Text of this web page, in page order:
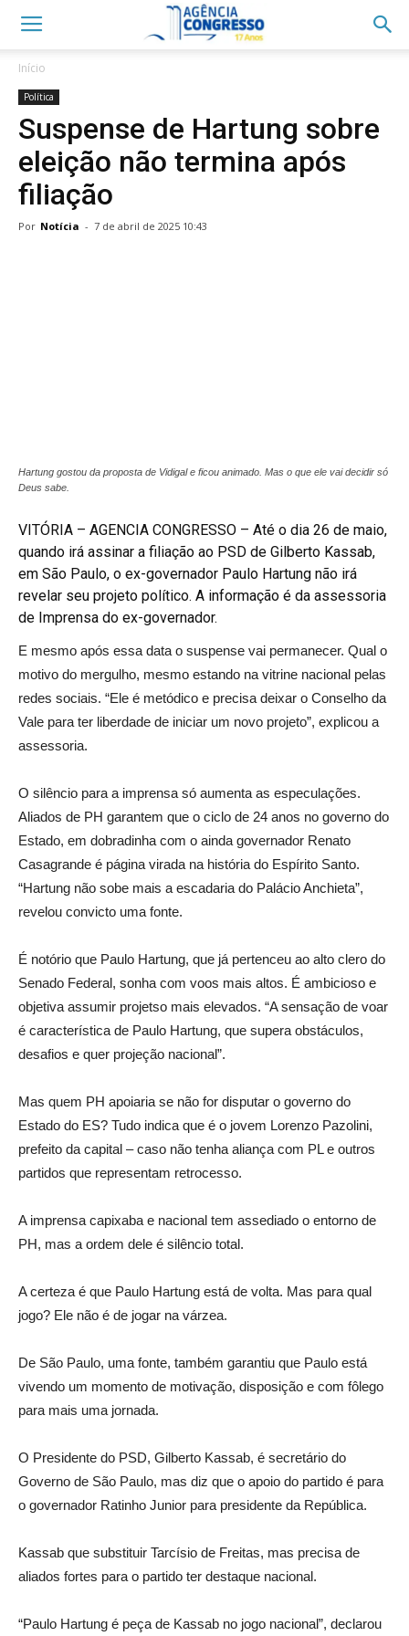
Início
Política
Suspense de Hartung sobre
eleição não termina após
filiação
Por Notícia - 7 de abril de 2025 10:43
Hartung gostou da proposta de Vidigal e ficou animado. Mas o que ele vai decidir só
Deus sabe.
VITÓRIA – AGENCIA CONGRESSO – Até o dia 26 de maio,
quando irá assinar a filiação ao PSD de Gilberto Kassab,
em São Paulo, o ex-governador Paulo Hartung não irá
revelar seu projeto político. A informação é da assessoria
de Imprensa do ex-governador.
E mesmo após essa data o suspense vai permanecer. Qual o
motivo do mergulho, mesmo estando na vitrine nacional pelas
redes sociais. “Ele é metódico e precisa deixar o Conselho da
Vale para ter liberdade de iniciar um novo projeto”, explicou a
assessoria.
O silêncio para a imprensa só aumenta as especulações.
Aliados de PH garantem que o ciclo de 24 anos no governo do
Estado, em dobradinha com o ainda governador Renato
Casagrande é página virada na história do Espírito Santo.
“Hartung não sobe mais a escadaria do Palácio Anchieta”,
revelou convicto uma fonte.
É notório que Paulo Hartung, que já pertenceu ao alto clero do
Senado Federal, sonha com voos mais altos. É ambicioso e
objetiva assumir projetso mais elevados. “A sensação de voar
é característica de Paulo Hartung, que supera obstáculos,
desafios e quer projeção nacional”.
Mas quem PH apoiaria se não for disputar o governo do
Estado do ES? Tudo indica que é o jovem Lorenzo Pazolini,
prefeito da capital – caso não tenha aliança com PL e outros
partidos que representam retrocesso.
A imprensa capixaba e nacional tem assediado o entorno de
PH, mas a ordem dele é silêncio total.
A certeza é que Paulo Hartung está de volta. Mas para qual
jogo? Ele não é de jogar na várzea.
De São Paulo, uma fonte, também garantiu que Paulo está
vivendo um momento de motivação, disposição e com fôlego
para mais uma jornada.
O Presidente do PSD, Gilberto Kassab, é secretário do
Governo de São Paulo, mas diz que o apoio do partido é para
o governador Ratinho Junior para presidente da República.
Kassab que substituir Tarcísio de Freitas, mas precisa de
aliados fortes para o partido ter destaque nacional.
“Paulo Hartung é peça de Kassab no jogo nacional”, declarou